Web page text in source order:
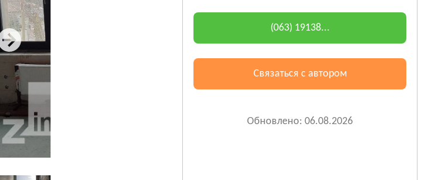
(063) 19138...
Связаться с автором
Обновлено: 06.08.2026